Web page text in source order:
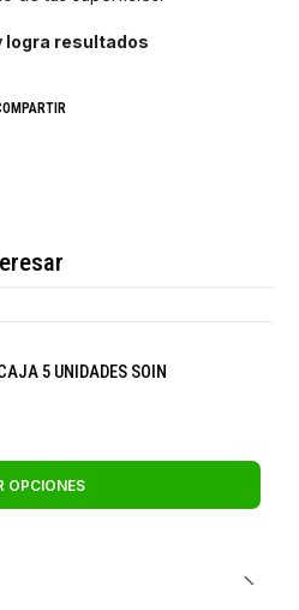
logra resultados
5 UNIDADES SOIN
OPCIONES